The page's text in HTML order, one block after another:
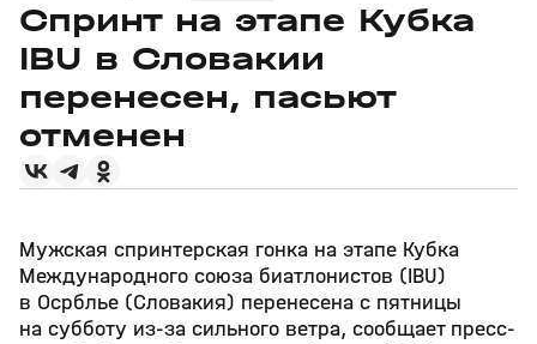
Спринт на этапе Кубка
IBU в Словакии
перенесен, пасьют
отменен
Мужская спринтерская гонка на этапе Кубка
Международного союза биатлонистов (IBU)
в Осрблье (Словакия) перенесена с пятницы
на субботу из-за сильного ветра, сообщает пресс-